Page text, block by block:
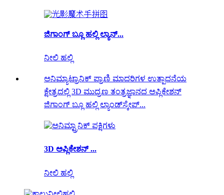
ಜಿಗಾಂಗ್ ಬ್ಲೂ ಹಲ್ಲಿ ಲ್ಯಾನ್...
ನೀಲಿ ಹಲ್ಲಿ
ಅನಿಮ್ಯಾಟ್ರಾನಿಕ್ ಪ್ರಾಣಿ ಮಾದರಿಗಳ ಉತ್ಪಾದನೆಯ
ಕ್ಷೇತ್ರದಲ್ಲಿ 3D ಮುದ್ರಣ ತಂತ್ರಜ್ಞಾನದ ಅಪ್ಲಿಕೇಶನ್
ಜಿಗಾಂಗ್ ಬ್ಲೂ ಹಲ್ಲಿ ಲ್ಯಾಂಡ್‌ಸ್ಕೇಪ್...
3D ಅಪ್ಲಿಕೇಶನ್ ...
ನೀಲಿ ಹಲ್ಲಿ